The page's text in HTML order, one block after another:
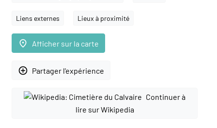
Liens externes Lieux à proximité
place Afficher sur la carte
add_circle_outline Partager l'expérience
Continuer à
lire sur Wikipedia